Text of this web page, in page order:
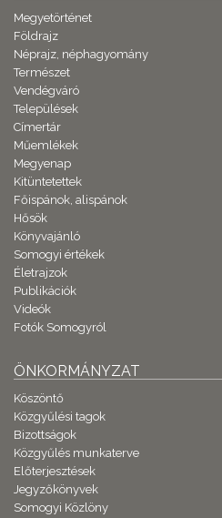
Megyetörténet
Földrajz
Néprajz, néphagyomány
Természet
Vendégváró
Települések
Címertár
Műemlékek
Megyenap
Kitüntetettek
Főispánok, alispánok
Hősök
Könyvajánló
Somogyi értékek
Életrajzok
Publikációk
Videók
Fotók Somogyról
ÖNKORMÁNYZAT
Köszöntő
Közgyűlési tagok
Bizottságok
Közgyűlés munkaterve
Előterjesztések
Jegyzőkönyvek
Somogyi Közlöny